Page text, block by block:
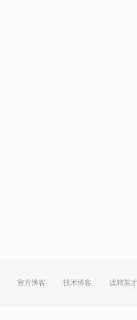
官方博客 技术博客 诚聘英才